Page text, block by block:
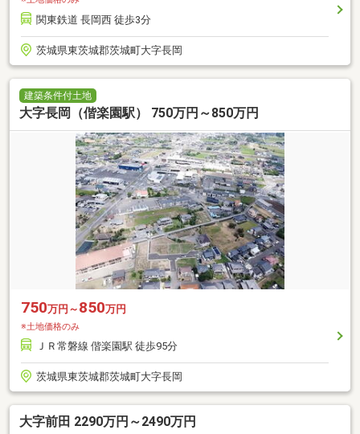
関東鉄道 長岡西 徒歩3分
茨城県東茨城郡茨城町大字長岡
建築条件付土地
大字長岡（偕楽園駅） 750万円～850万円
750万円～ 850万円
※土地価格のみ
ＪＲ常磐線 偕楽園駅 徒歩95分
茨城県東茨城郡茨城町大字長岡
大字前田 2290万円～2490万円